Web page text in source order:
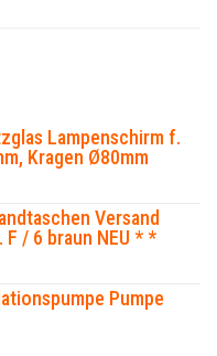
Lampenschirm f.
Kragen Ø80mm
Versand
/ 6 braun NEU * *
Pumpe